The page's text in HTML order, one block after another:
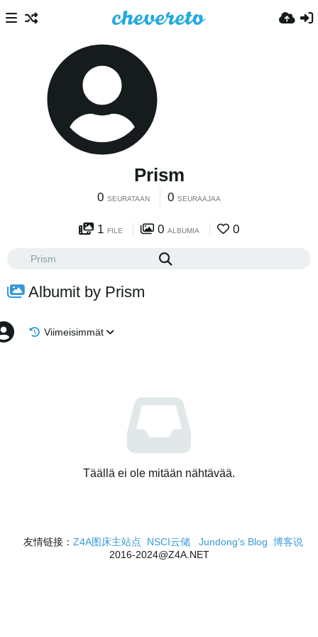
Prism
0 SEURATAAN 0 SEURAAJAA
1 FILE 0 ALBUMIA 0
Albumit by Prism
Viimeisimmät
Täällä ei ole mitään nähtävää.
友情链接： Z4A图床主站点 NSCI云储 Jundong's Blog 博客说
2016-2024@Z4A.NET